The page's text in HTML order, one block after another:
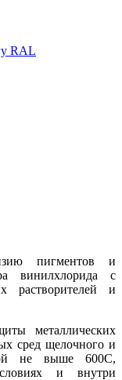
RAL
пигментов и
винилхлорида с
растворителей и
металлических
сред щелочного и
не выше 600С,
и внутри